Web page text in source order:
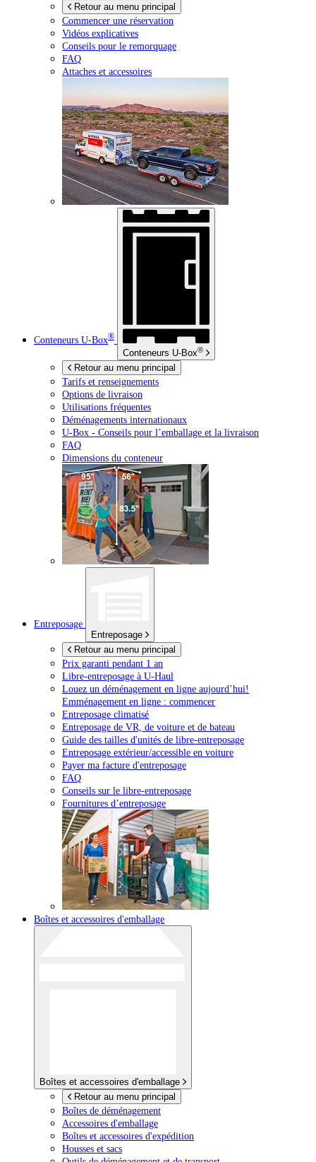
Retour au menu principal
Commencer une réservation
Vidéos explicatives
Conseils pour le remorquage
FAQ
Attaches et accessoires
Conteneurs U-Box®
Conteneurs U-Box®
Retour au menu principal
Tarifs et renseignements
Options de livraison
Utilisations fréquentes
Déménagements internationaux
U-Box - Conseils pour l’emballage et la livraison
FAQ
Dimensions du conteneur
Entreposage
Entreposage
Retour au menu principal
Prix garanti pendant 1 an
Libre-entreposage à U-Haul
Louez un déménagement en ligne aujourd’hui!
Emménagement en ligne : commencer
Entreposage climatisé
Entreposage de VR, de voiture et de bateau
Guide des tailles d'unités de libre-entreposage
Entreposage extérieur/accessible en voiture
Payer ma facture d'entreposage
FAQ
Conseils sur le libre-entreposage
Fournitures d’entreposage
Boîtes et accessoires d'emballage
Boîtes et accessoires d'emballage
Retour au menu principal
Boîtes de déménagement
Accessoires d'emballage
Boîtes et accessoires d'expédition
Housses et sacs